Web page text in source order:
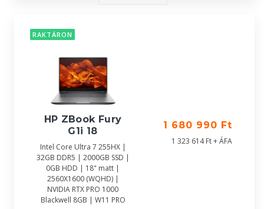
RAKTÁRON
HP ZBook Fury
G1i 18
Intel Core Ultra 7 255HX |
32GB DDR5 | 2000GB SSD |
0GB HDD | 18" matt |
2560X1600 (WQHD) |
NVIDIA RTX PRO 1000
Blackwell 8GB | W11 PRO
1 680 990 Ft
1 323 614 Ft + ÁFA